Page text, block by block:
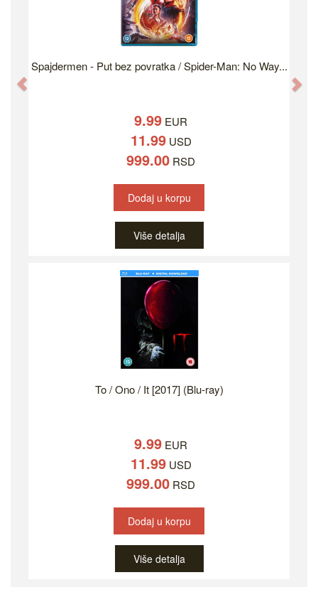
Spajdermen - Put bez povratka / Spider-Man: No Way...
9.99 EUR
11.99USD
999.00 RSD
Dodaj u korpu
Više detalja
To / Ono / It [2017] (Blu-ray)
9.99 EUR
11.99USD
999.00 RSD
Dodaj u korpu
Više detalja